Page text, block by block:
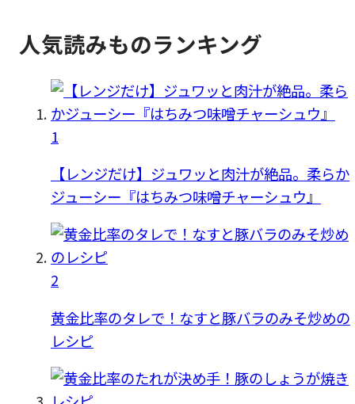
人気読みものランキング
1
【レンジだけ】ジュワッと肉汁が絶品。柔らか
ジューシー『はちみつ味噌チャーシュウ』
2
黄金比率のタレで！なすと豚バラのみそ炒めの
レシピ